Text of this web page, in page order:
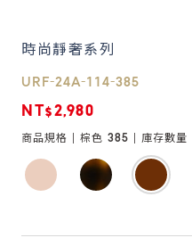
鏡片說明
Lens
常見問題
FAQ
時尚靜奢系列
URF-24A-114-385
NT$2,980
商品規格 | 棕色 385 | 庫存數量